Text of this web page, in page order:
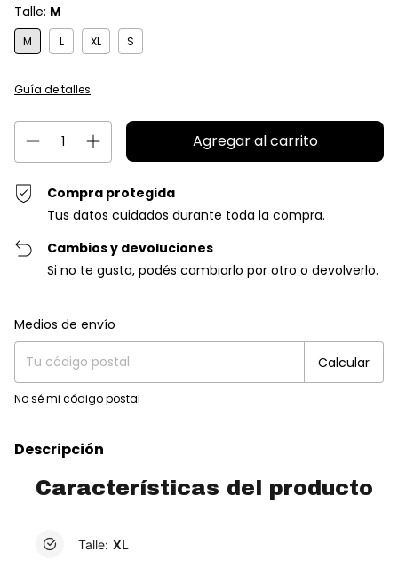
Talle: M
M L XL S
Guía de talles
Compra protegida
Tus datos cuidados durante toda la compra.
Cambios y devoluciones
Si no te gusta, podés cambiarlo por otro o devolverlo.
Entregas para el CP:
Medios de envío
Calcular
No sé mi código postal
Descripción
Características del producto
Talle: XL